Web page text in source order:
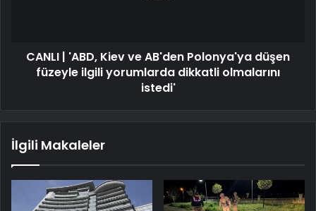
CANLI | 'ABD, Kiev ve AB'den Polonya'ya düşen
füzeyle ilgili yorumlarda dikkatli olmalarını
istedi'
İlgili Makaleler